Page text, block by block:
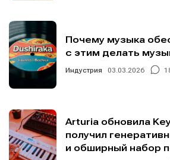
Почему музыка
с этим делать
Индустрия 03.03.2026
Arturia обновила
получил
и обширный набор